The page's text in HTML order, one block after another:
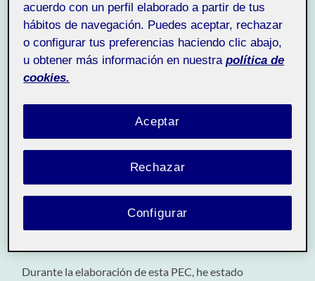
PEC 4 – Y así me quiero
presentar al mundo.
SIN COMENTARIOS
20.120 - Proyecto IV:
Pública
Hola compañeros, os voy ha hacer un breve
Durante la elaboración de esta PEC, he estado
acuerdo con un perfil elaborado a partir de tus
hábitos de navegación. Puedes aceptar, rechazar
o configurar tus preferencias haciendo clic abajo,
u obtener más información en nuestra política de
cookies.
Rechazar
Aceptar
Configurar